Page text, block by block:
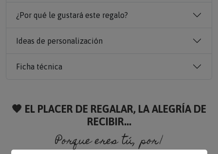
personalizado y la magia de la música.
el Día de San Valentín o simplemente para
va directo al corazón.
Tu Foto Favorita: Sube esa imagen especial en pareja,
con amigos o en familia que te transporte a un gran
¿Por qué le gustará este regalo?
Ideas de personalización
Ficha técnica
🧡 EL PLACER DE REGALAR, LA ALEGRÍA DE
RECIBIR...
Porque eres tú, porque so